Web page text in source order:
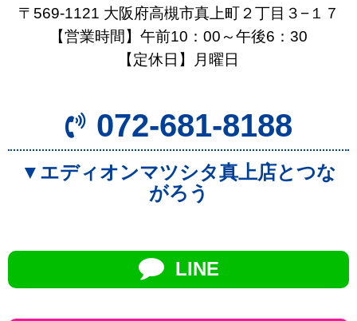
〒569-1121 大阪府高槻市真上町２丁目３−１７
【営業時間】午前10：00～午後6：30
【定休日】月曜日
072-681-8188
▼エディオンマツシタ真上店とつな
がろう
LINE